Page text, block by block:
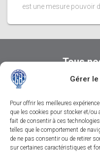
Gérer
Pour offrir les meilleures
que les cookies pour stocker et/
fait de consentir à ces
telles que le comportement de
de ne pas consentir ou de retirer
sur certaines caractéristiques et
est une mesure pouvoir
Tous